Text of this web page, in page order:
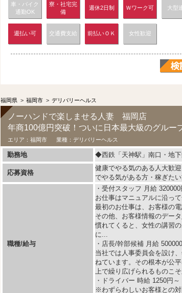
車・バイク
通勤OK
寮・社宅完
備
週休2日制 Ｗワーク可 大型
週払い可 交通費支給 前払いＯＫ 女性歓迎
福岡県 > 福岡市 > デリバリーヘルス
ノーハンドで楽しませる人妻 福岡店
年商100億円突破！ついに日本最大級のグルー
エリア： 福岡市 業種： デリバリーヘルス
勤務地 ◆西鉄「天神駅」南口・地
応募資格
健康でやる気のある人大歓
でやる気がある方・稼ぎた
職種/給与
・受付スタッフ 月給 320000
お仕事はマニュアルに沿っ
最初のお仕事は、お客様の
その他、お客様情報のデー
慣れてくると、女性の講習
に...
・店長/幹部候補 月給
当社では人事委員会を設け
ねています。その根本が公
上で繰り広げられるものこ
・ドライバー 時給 1250円～
※わずらわしいお客様との